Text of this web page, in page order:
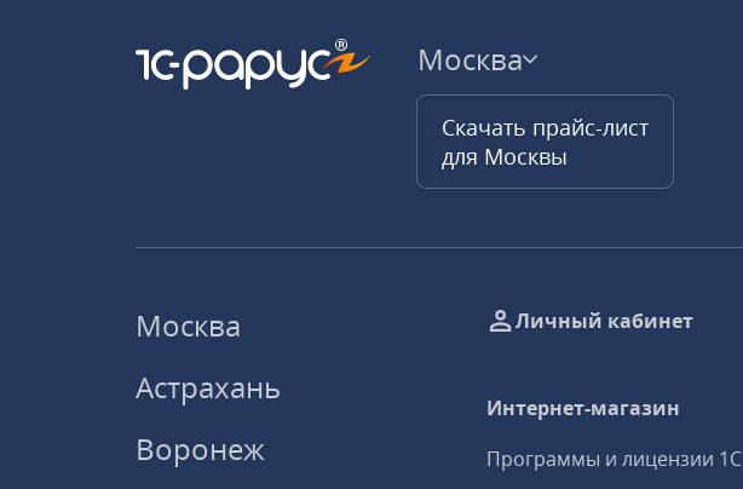
Москва
Скачать прайс-лист
для Москвы
Москва
Астрахань
Воронеж
Личный кабинет
Интернет-магазин
Программы и лицензии 1С